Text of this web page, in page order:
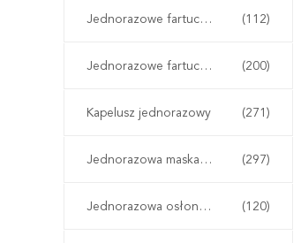
Jednorazowe fartuchy laboratoryjne (112)
Jednorazowe fartuchy izolacyjne (200)
Kapelusz jednorazowy (271)
Jednorazowa maska ​​na twarz (297)
Jednorazowa osłona na buty (120)